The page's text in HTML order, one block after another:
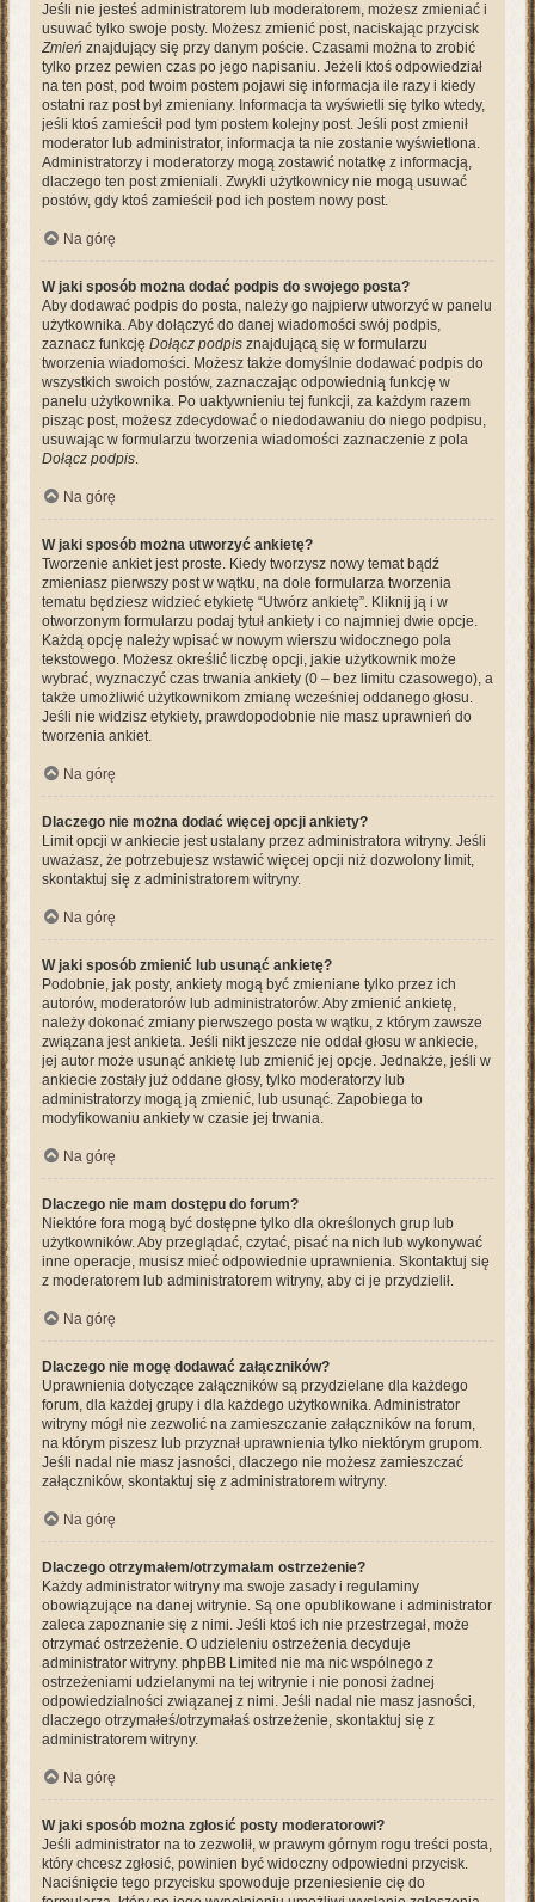
Jeśli nie jesteś administratorem lub moderatorem, możesz zmieniać i
usuwać tylko swoje posty. Możesz zmienić post, naciskając przycisk
Zmień znajdujący się przy danym poście. Czasami można to zrobić
tylko przez pewien czas po jego napisaniu. Jeżeli ktoś odpowiedział
na ten post, pod twoim postem pojawi się informacja ile razy i kiedy
ostatni raz post był zmieniany. Informacja ta wyświetli się tylko wtedy,
jeśli ktoś zamieścił pod tym postem kolejny post. Jeśli post zmienił
moderator lub administrator, informacja ta nie zostanie wyświetlona.
Administratorzy i moderatorzy mogą zostawić notatkę z informacją,
dlaczego ten post zmieniali. Zwykli użytkownicy nie mogą usuwać
postów, gdy ktoś zamieścił pod ich postem nowy post.
Na górę
W jaki sposób można dodać podpis do swojego posta?
Aby dodawać podpis do posta, należy go najpierw utworzyć w panelu
użytkownika. Aby dołączyć do danej wiadomości swój podpis,
zaznacz funkcję Dołącz podpis znajdującą się w formularzu
tworzenia wiadomości. Możesz także domyślnie dodawać podpis do
wszystkich swoich postów, zaznaczając odpowiednią funkcję w
panelu użytkownika. Po uaktywnieniu tej funkcji, za każdym razem
pisząc post, możesz zdecydować o niedodawaniu do niego podpisu,
usuwając w formularzu tworzenia wiadomości zaznaczenie z pola
Dołącz podpis.
Na górę
W jaki sposób można utworzyć ankietę?
Tworzenie ankiet jest proste. Kiedy tworzysz nowy temat bądź
zmieniasz pierwszy post w wątku, na dole formularza tworzenia
tematu będziesz widzieć etykietę “Utwórz ankietę”. Kliknij ją i w
otworzonym formularzu podaj tytuł ankiety i co najmniej dwie opcje.
Każdą opcję należy wpisać w nowym wierszu widocznego pola
tekstowego. Możesz określić liczbę opcji, jakie użytkownik może
wybrać, wyznaczyć czas trwania ankiety (0 – bez limitu czasowego), a
także umożliwić użytkownikom zmianę wcześniej oddanego głosu.
Jeśli nie widzisz etykiety, prawdopodobnie nie masz uprawnień do
tworzenia ankiet.
Na górę
Dlaczego nie można dodać więcej opcji ankiety?
Limit opcji w ankiecie jest ustalany przez administratora witryny. Jeśli
uważasz, że potrzebujesz wstawić więcej opcji niż dozwolony limit,
skontaktuj się z administratorem witryny.
Na górę
W jaki sposób zmienić lub usunąć ankietę?
Podobnie, jak posty, ankiety mogą być zmieniane tylko przez ich
autorów, moderatorów lub administratorów. Aby zmienić ankietę,
należy dokonać zmiany pierwszego posta w wątku, z którym zawsze
związana jest ankieta. Jeśli nikt jeszcze nie oddał głosu w ankiecie,
jej autor może usunąć ankietę lub zmienić jej opcje. Jednakże, jeśli w
ankiecie zostały już oddane głosy, tylko moderatorzy lub
administratorzy mogą ją zmienić, lub usunąć. Zapobiega to
modyfikowaniu ankiety w czasie jej trwania.
Na górę
Dlaczego nie mam dostępu do forum?
Niektóre fora mogą być dostępne tylko dla określonych grup lub
użytkowników. Aby przeglądać, czytać, pisać na nich lub wykonywać
inne operacje, musisz mieć odpowiednie uprawnienia. Skontaktuj się
z moderatorem lub administratorem witryny, aby ci je przydzielił.
Na górę
Dlaczego nie mogę dodawać załączników?
Uprawnienia dotyczące załączników są przydzielane dla każdego
forum, dla każdej grupy i dla każdego użytkownika. Administrator
witryny mógł nie zezwolić na zamieszczanie załączników na forum,
na którym piszesz lub przyznał uprawnienia tylko niektórym grupom.
Jeśli nadal nie masz jasności, dlaczego nie możesz zamieszczać
załączników, skontaktuj się z administratorem witryny.
Na górę
Dlaczego otrzymałem/otrzymałam ostrzeżenie?
Każdy administrator witryny ma swoje zasady i regulaminy
obowiązujące na danej witrynie. Są one opublikowane i administrator
zaleca zapoznanie się z nimi. Jeśli ktoś ich nie przestrzegał, może
otrzymać ostrzeżenie. O udzieleniu ostrzeżenia decyduje
administrator witryny. phpBB Limited nie ma nic wspólnego z
ostrzeżeniami udzielanymi na tej witrynie i nie ponosi żadnej
odpowiedzialności związanej z nimi. Jeśli nadal nie masz jasności,
dlaczego otrzymałeś/otrzymałaś ostrzeżenie, skontaktuj się z
administratorem witryny.
Na górę
W jaki sposób można zgłosić posty moderatorowi?
Jeśli administrator na to zezwolił, w prawym górnym rogu treści posta,
który chcesz zgłosić, powinien być widoczny odpowiedni przycisk.
Naciśnięcie tego przycisku spowoduje przeniesienie cię do